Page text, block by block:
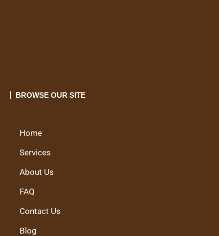
BROWSE OUR SITE
Home
Services
About Us
FAQ
Contact Us
Blog